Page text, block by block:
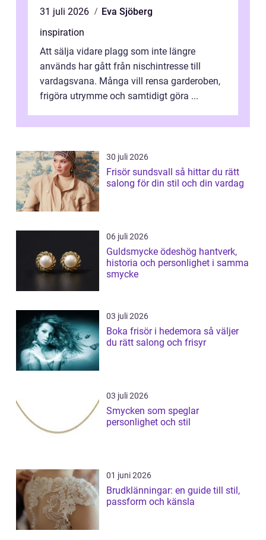
31 juli 2026
Eva Sjöberg
inspiration
Att sälja vidare plagg som inte längre
används har gått från nischintresse till
vardagsvana. Många vill rensa garderoben,
frigöra utrymme och samtidigt göra ...
30 juli 2026
Frisör sundsvall så hittar du rätt
salong för din stil och din vardag
06 juli 2026
Guldsmycke ödeshög hantverk,
historia och personlighet i samma
smycke
03 juli 2026
Boka frisör i hedemora så väljer
du rätt salong och frisyr
03 juli 2026
Smycken som speglar
personlighet och stil
01 juni 2026
Brudklänningar: en guide till stil,
passform och känsla